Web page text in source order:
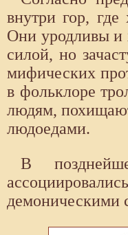
внутри гор, где
Они уродливы и
силой, но
мифических
в фольклоре
людям,
людоедами.
В
демоническими